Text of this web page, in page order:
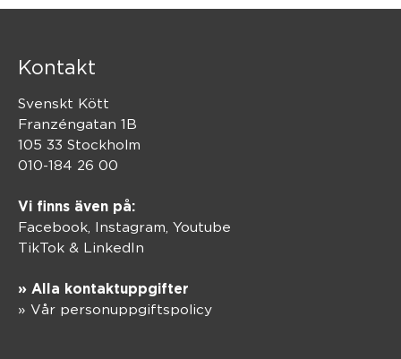
Kontakt
Svenskt Kött
Franzéngatan 1B
105 33 Stockholm
010-184 26 00
Vi finns även på:
Facebook, Instagram Youtube
TikTok & LinkedIn
» Alla kontaktuppgifter
» Vår personuppgiftspolicy